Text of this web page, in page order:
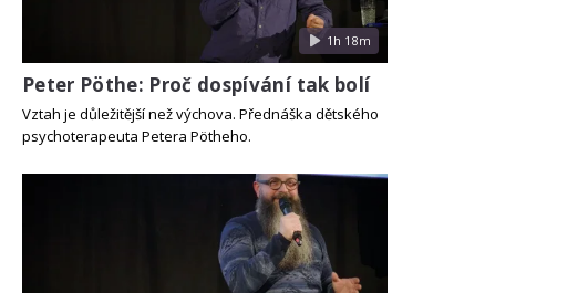
1h 18m
Peter Pöthe: Proč dospívání tak bolí
Vztah je důležitější než výchova. Přednáška dětského
psychoterapeuta Petera Pötheho.